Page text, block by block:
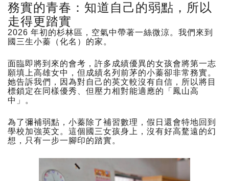
務實的青春：知道自己的弱點，所以
走得更踏實
2026 年初的杉林區，空氣中帶著一絲微涼。我們來到
國三生小蓁（化名）的家。
面臨即將到來的會考，許多成績優異的女孩會將第一志
願填上高雄女中，但成績名列前茅的小蓁卻非常務實。
她告訴我們，因為對自己的英文較沒有自信，所以將目
標鎖定在同樣優秀、但壓力相對能適應的「鳳山高
中」。
為了彌補弱點，小蓁除了補習數理，假日還會特地回到
學校加強英文。這個國三女孩身上，沒有好高騖遠的幻
想，只有一步一腳印的踏實。